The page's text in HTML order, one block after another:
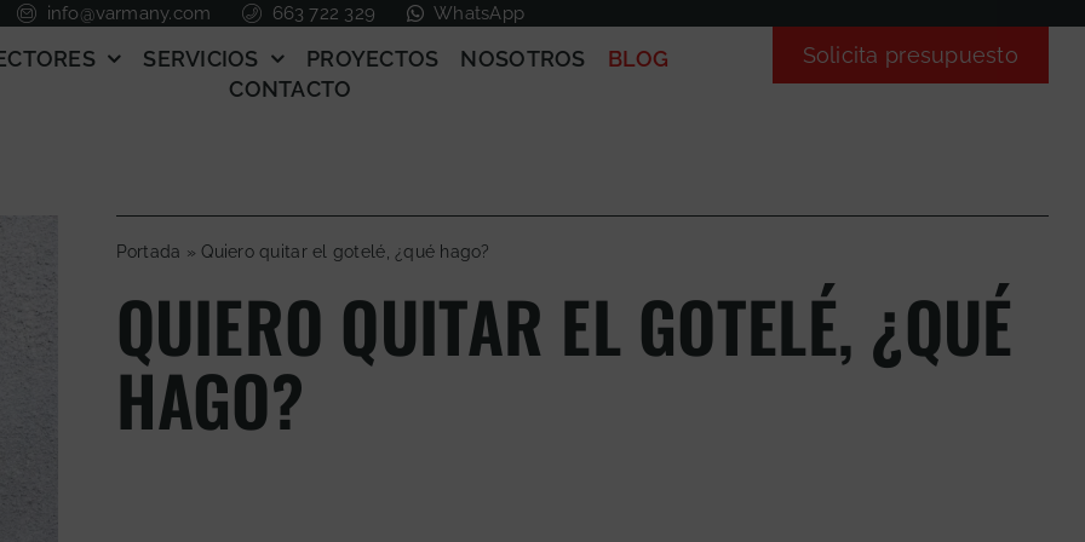
info@varmany.com 663 722 329 WhatsApp
SERVICIOS PROYECTOS NOSOTROS
BLOG
CONTACTO
Solicita presupuesto
Portada »Quiero quitar el gotelé, ¿qué hago?
QUIERO QUITAR EL GOTELÉ, ¿QUÉ
HAGO?